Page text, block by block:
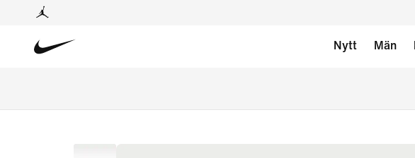
Nytt Män